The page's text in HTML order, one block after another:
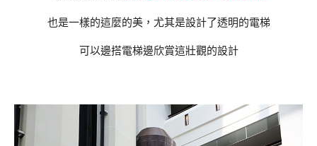
也是一樣的這麼的美，尤其是設計了透明的電梯
可以邊搭電梯邊欣賞這壯觀的設計